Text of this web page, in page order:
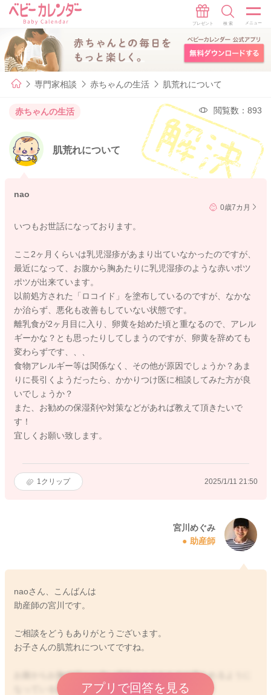
専門家相談 赤ちゃんの生活 肌荒れについて
赤ちゃんの生活 閲覧数：893
肌荒れについて
nao
0歳7カ月
いつもお世話になっております。
ここ2ヶ月くらいは乳児湿疹があまり出ていなかったのですが、
最近になって、お腹から胸あたりに乳児湿疹のような赤いポツ
ポツが出来ています。
以前処方された「ロコイド」を塗布しているのですが、なかな
か治らず、悪化も改善もしていない状態です。
離乳食が2ヶ月目に入り、卵黄を始めた頃と重なるので、アレル
ギーかな？とも思ったりしてしまうのですが、卵黄を辞めても
変わらずです、、、
食物アレルギー等は関係なく、その他が原因でしょうか？あま
りに長引くようだったら、かかりつけ医に相談してみた方が良
いでしょうか？
また、お勧めの保湿剤や対策などがあれば教えて頂きたいで
す！
宜しくお願い致します。
1 クリップ 2025/1/11 21:50
宮川めぐみ
助産師
naoさん、こんばんは
助産師の宮川です。
ご相談をどうもありがとうございます。
お子さんの肌荒れについてですね。
お腹からお胸の辺りに赤い湿疹のようなものが見られるように
なっているのですね。アプリで回答を見る